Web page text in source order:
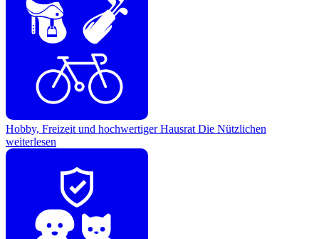
Hobby, Freizeit und hochwertiger Hausrat Die Nützlichen
weiterlesen